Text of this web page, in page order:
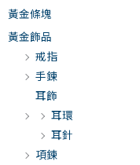
黃金條塊
黃金飾品
戒指
手鍊
耳飾
耳環
耳針
項鍊